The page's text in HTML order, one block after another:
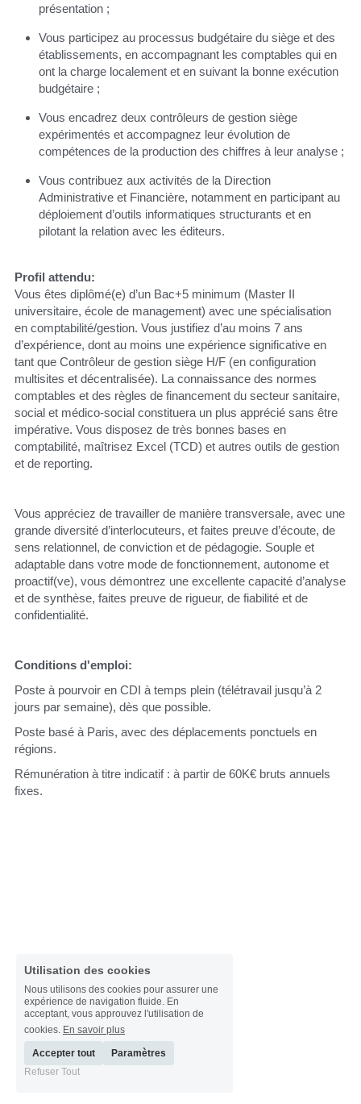
présentation ;
Vous participez au processus budgétaire du siège et des
établissements, en accompagnant les comptables qui en
ont la charge localement et en suivant la bonne exécution
budgétaire ;
Vous encadrez deux contrôleurs de gestion siège
expérimentés et accompagnez leur évolution de
compétences de la production des chiffres à leur analyse ;
Vous contribuez aux activités de la Direction
Administrative et Financière, notamment en participant au
déploiement d’outils informatiques structurants et en
pilotant la relation avec les éditeurs.
Profil attendu:
Vous êtes diplômé(e) d’un Bac+5 minimum (Master II
universitaire, école de management) avec une spécialisation
en comptabilité/gestion. Vous justifiez d’au moins 7 ans
d’expérience, dont au moins une expérience significative en
tant que Contrôleur de gestion siège H/F (en configuration
multisites et décentralisée). La connaissance des normes
comptables et des règles de financement du secteur sanitaire,
social et médico-social constituera un plus apprécié sans être
impérative. Vous disposez de très bonnes bases en
comptabilité, maîtrisez Excel (TCD) et autres outils de gestion
et de reporting.
Vous appréciez de travailler de manière transversale, avec une
grande diversité d’interlocuteurs, et faites preuve d’écoute, de
sens relationnel, de conviction et de pédagogie. Souple et
adaptable dans votre mode de fonctionnement, autonome et
proactif(ve), vous démontrez une excellente capacité d’analyse
et de synthèse, faites preuve de rigueur, de fiabilité et de
confidentialité.
Conditions d'emploi:
Poste à pourvoir en CDI à temps plein (télétravail jusqu’à 2
jours par semaine), dès que possible.
Poste basé à Paris, avec des déplacements ponctuels en
régions.
Rémunération à titre indicatif : à partir de 60K€ bruts annuels
fixes.
Utilisation des cookies
Nous utilisons des cookies pour assurer une
expérience de navigation fluide. En
acceptant, vous approuvez l'utilisation de
cookies. En savoir plus
Accepter tout
Paramètres
Refuser Tout